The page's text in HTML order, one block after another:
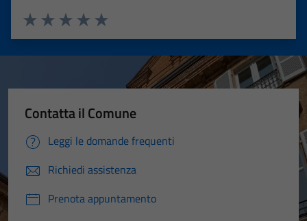
Valuta 5 stelle su 5
Valuta 4 stelle su 5
Valuta 3 stelle su 5
Valuta 2 stelle su 5
Valuta 1 stelle su 5
Contatta il Comune
Leggi le domande frequenti
Richiedi assistenza
Prenota appuntamento